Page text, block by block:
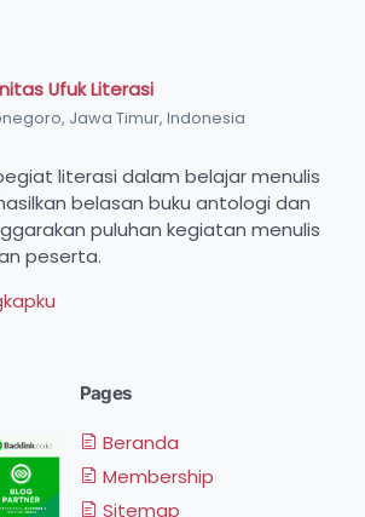
Ufuk Literasi
Jawa Timur, Indonesia
literasi dalam belajar menulis
belasan buku antologi dan
puluhan kegiatan menulis
peserta.
Pages
Beranda
Membership
Sitemap